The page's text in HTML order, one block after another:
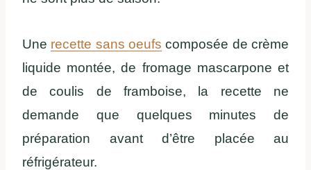
Une recette sans oeufs composée de crème
liquide montée, de fromage mascarpone et
de coulis de framboise, la recette ne
demande que quelques minutes de
préparation avant d’être placée au
réfrigérateur.